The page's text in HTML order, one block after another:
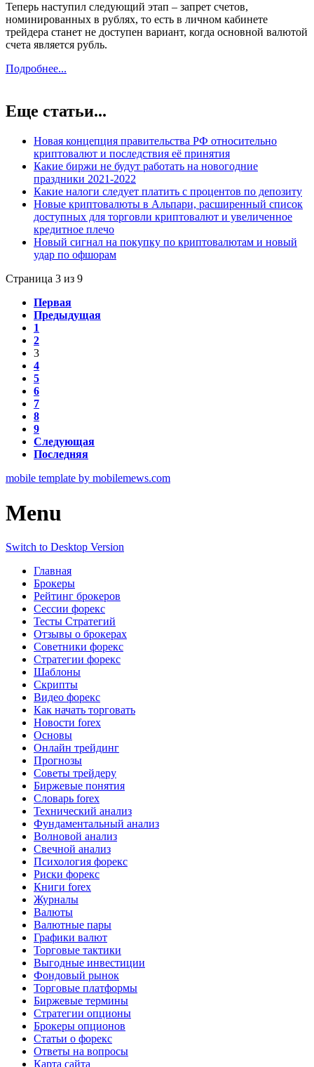
Теперь наступил следующий этап – запрет счетов,
номинированных в рублях, то есть в личном кабинете
трейдера станет не доступен вариант, когда основной валютой
счета является рубль.
Подробнее...
Еще статьи...
Новая концепция правительства РФ относительно
криптовалют и последствия её принятия
Какие биржи не будут работать на новогодние
праздники 2021-2022
Какие налоги следует платить с процентов по депозиту
Новые криптовалюты в Альпари, расширенный список
доступных для торговли криптовалют и увеличенное
кредитное плечо
Новый сигнал на покупку по криптовалютам и новый
удар по офшорам
Страница 3 из 9
Первая
Предыдущая
1
2
3
4
5
6
7
8
9
Следующая
Последняя
mobile template by mobilemews.com
Menu
Switch to Desktop Version
Главная
Брокеры
Рейтинг брокеров
Сессии форекс
Тесты Стратегий
Отзывы о брокерах
Советники форекс
Стратегии форекс
Шаблоны
Скрипты
Видео форекс
Как начать торговать
Новости forex
Основы
Онлайн трейдинг
Прогнозы
Советы трейдеру
Биржевые понятия
Словарь forex
Технический анализ
Фундаментальный анализ
Волновой анализ
Свечной анализ
Психология форекс
Риски форекс
Книги forex
Журналы
Валюты
Валютные пары
Графики валют
Торговые тактики
Выгодные инвестиции
Фондовый рынок
Торговые платформы
Биржевые термины
Стратегии опционы
Брокеры опционов
Статьи о форекс
Ответы на вопросы
Карта сайта